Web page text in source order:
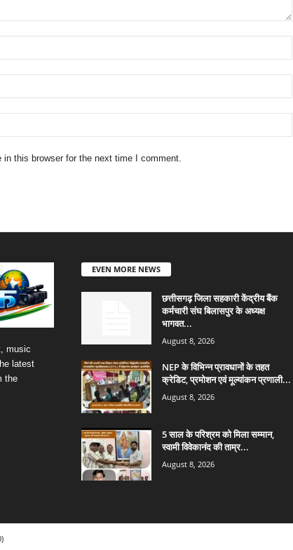
this browser for the next time I comment.
music
latest
the
EVEN MORE NEWS
छत्तीसगढ़ जिला सहकारी केंद्रीय बैंक
कर्मचारी संघ बिलासपुर के अध्यक्ष
भागवत...
August 8, 2026
NEP के विभिन्न प्रावधानों के तहत
क्रेडिट, प्रमोशन एवं मूल्यांकन प्रणाली...
August 8, 2026
5 साल के परिश्रम को मिला सम्मान,
स्वामी विवेकानंद की ताम्र...
August 8, 2026